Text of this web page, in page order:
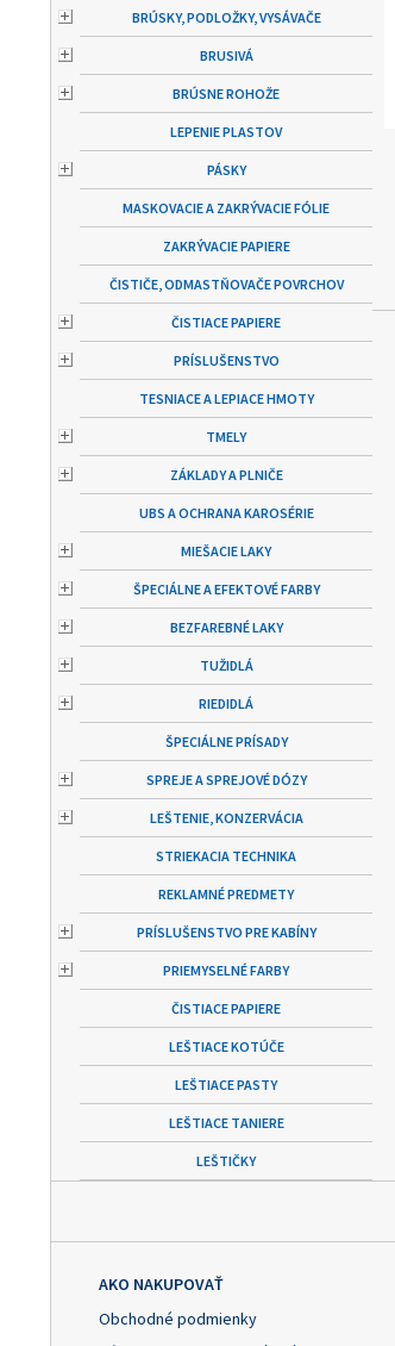
BRÚSKY, PODLOŽKY, VYSÁVAČE
BRUSIVÁ
BRÚSNE ROHOŽE
LEPENIE PLASTOV
PÁSKY
MASKOVACIE A ZAKRÝVACIE FÓLIE
ZAKRÝVACIE PAPIERE
ČISTIČE, ODMASTŇOVAČE POVRCHOV
ČISTIACE PAPIERE
PRÍSLUŠENSTVO
TESNIACE A LEPIACE HMOTY
TMELY
ZÁKLADY A PLNIČE
UBS A OCHRANA KAROSÉRIE
MIEŠACIE LAKY
ŠPECIÁLNE A EFEKTOVÉ FARBY
BEZFAREBNÉ LAKY
TUŽIDLÁ
RIEDIDLÁ
ŠPECIÁLNE PRÍSADY
SPREJE A SPREJOVÉ DÓZY
LEŠTENIE, KONZERVÁCIA
STRIEKACIA TECHNIKA
REKLAMNÉ PREDMETY
PRÍSLUŠENSTVO PRE KABÍNY
PRIEMYSELNÉ FARBY
ČISTIACE PAPIERE
LEŠTIACE KOTÚČE
LEŠTIACE PASTY
LEŠTIACE TANIERE
LEŠTIČKY
AKO NAKUPOVAŤ
Obchodné podmienky